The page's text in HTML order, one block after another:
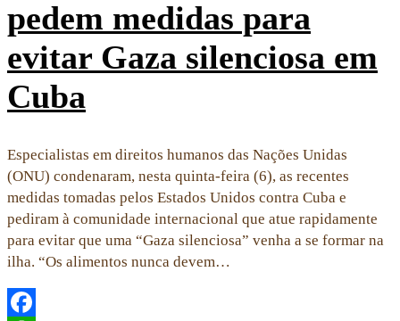
pedem medidas para
evitar Gaza silenciosa em
Cuba
Especialistas em direitos humanos das Nações Unidas
(ONU) condenaram, nesta quinta-feira (6), as recentes
medidas tomadas pelos Estados Unidos contra Cuba e
pediram à comunidade internacional que atue rapidamente
para evitar que uma “Gaza silenciosa” venha a se formar na
ilha. “Os alimentos nunca devem…